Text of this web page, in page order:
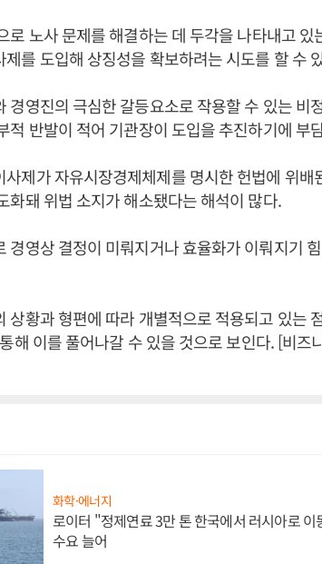
로 노사 문제를 해결하는 데 두각을 나타내고 있
를 도입해 상징성을 확보하려는 시도를 할 수
경영진의 극심한 갈등요소로 작용할 수 있는 비
적 반발이 적어 기관장이 도입을 추진하기에 부
제가 자유시장경제체제를 명시한 헌법에 위배
화돼 위법 소지가 해소됐다는 해석이 많다.
경영상 결정이 미뤄지거나 효율화가 이뤄지기
상황과 형편에 따라 개별적으로 적용되고 있는
해 이를 풀어나갈 수 있을 것으로 보인다. [비즈
화학·에너지
로이터 "정제연료 3만 톤 한국에서 러시아로
수요 늘어